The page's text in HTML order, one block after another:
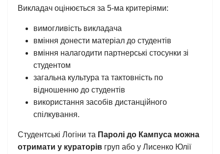
Викладач оцінюється за 5-ма критеріями:
вимогливість викладача
вміння донести матеріал до студентів
вміння налагодити партнерські стосунки зі
студентом
загальна культура та тактовність по
відношенню до студентів
використання засобів дистанційного
спілкування.
Студентські Логіни та Паролі до Кампуса можна
отримати у кураторів груп або у Лисенко Юлії